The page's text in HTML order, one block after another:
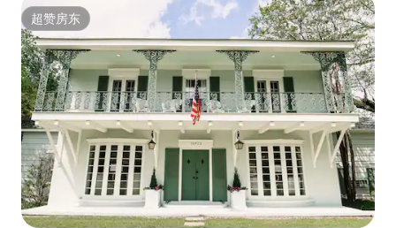
超赞房东
超赞房东